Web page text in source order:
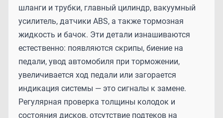
шланги и трубки, главный цилиндр, вакуумный
усилитель, датчики ABS, а также тормозная
жидкость и бачок. Эти детали изнашиваются
естественно: появляются скрипы, биение на
педали, увод автомобиля при торможении,
увеличивается ход педали или загорается
индикация системы — это сигналы к замене.
Регулярная проверка толщины колодок и
состояния дисков, отсутствие подтеков на